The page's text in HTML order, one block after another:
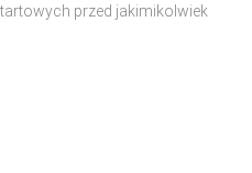
przed jakimikolwiek